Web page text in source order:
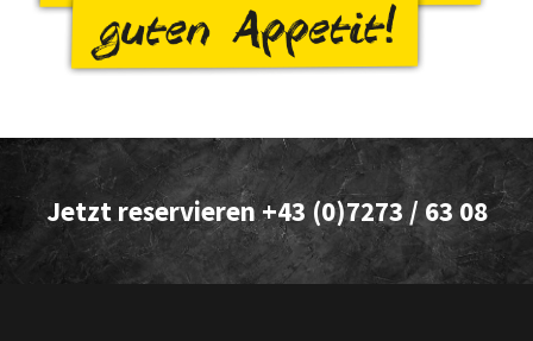
Jetzt reservieren +43 (0)7273 / 63 08